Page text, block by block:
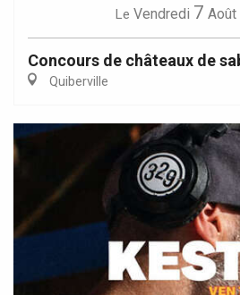
Le Vendredi 7 Août
Concours de châteaux de
Quiberville